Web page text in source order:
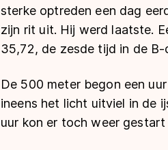
sterke optreden een dag
zijn rit uit. Hij werd laatste.
35,72, de zesde tijd in de B-
De 500 meter begon een
ineens het licht uitviel in de
uur kon er toch weer gestart